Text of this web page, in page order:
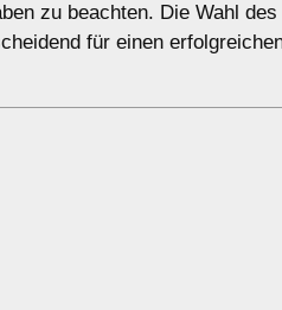
zu beachten. Die Wahl
für einen